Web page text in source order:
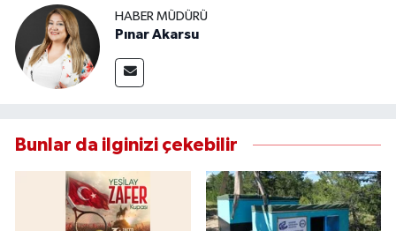
HABER MÜDÜRÜ
Pınar Akarsu
Bunlar da ilginizi çekebilir